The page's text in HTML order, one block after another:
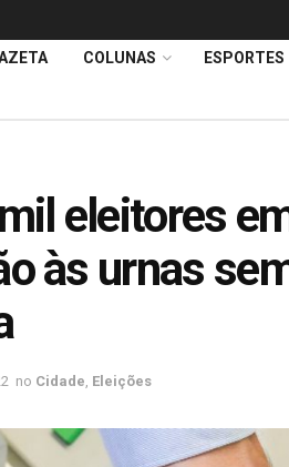
COLUNAS ESPORTES
eleitores
às urnas
no Cidade Eleições